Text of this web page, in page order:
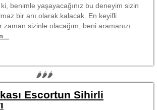
benimle yaşayacağınız bu deneyim sizin
bir anı olarak kalacak. En keyifli
sizinle olacağım, beni aramanızı
🌶🌶🌶
Escortun Sihirli